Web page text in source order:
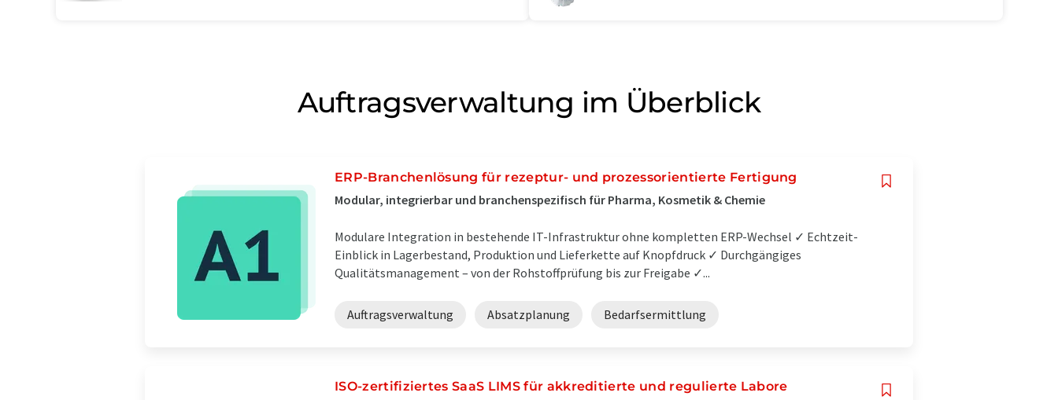
Auftragsverwaltung im Überblick
ERP-Branchenlösung für rezeptur- und prozessorientierte Fertigung
Modular, integrierbar und branchenspezifisch für Pharma, Kosmetik & Chemie
Modulare Integration in bestehende IT-Infrastruktur ohne kompletten ERP-Wechsel ✓ Echtzeit-
Einblick in Lagerbestand, Produktion und Lieferkette auf Knopfdruck ✓ Durchgängiges
Qualitätsmanagement – von der Rohstoffprüfung bis zur Freigabe ✓...
Auftragsverwaltung Absatzplanung Bedarfsermittlung
ISO-zertifiziertes SaaS LIMS für akkreditierte und regulierte Labore